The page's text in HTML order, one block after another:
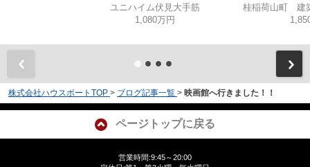
ユニハイム伏見大手筋
1,080万円
桂稲荷山町 建
株式会社ハウスポートTOP > ブログ記事一覧 > 映画館へ行きました！！
ページトップに戻る
営業時間:9:45～20:00